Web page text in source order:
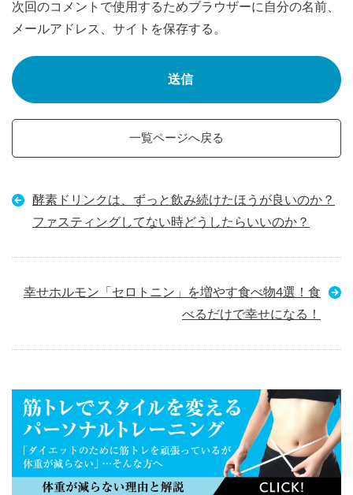
次回のコメントで使用するためブラウザーに自分の名前、
メールアドレス、サイトを保存する。
一覧ページへ戻る
酵素ドリンクは、ずっと飲み続けたほうが良いのか？
ファスティングしてない時どうしたらいいのか？
幸せホルモン「セロトニン」を増やす食べ物4選！食
べるだけで幸せになる！